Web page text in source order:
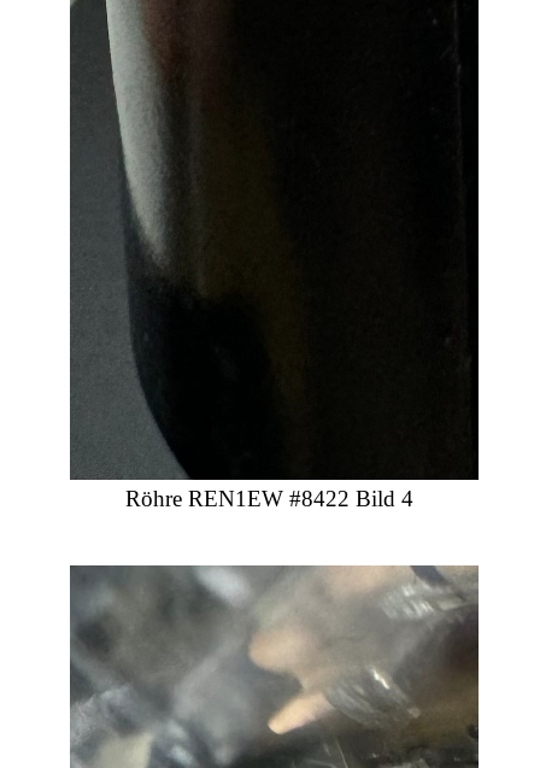
Röhre REN1EW #8422 Bild 4